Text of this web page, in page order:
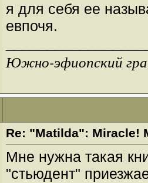
я для себя ее
евпочя.
Южно-эфиопский
Re: "Matilda": Miracle!
Мне нужна такая
"стьюдент"